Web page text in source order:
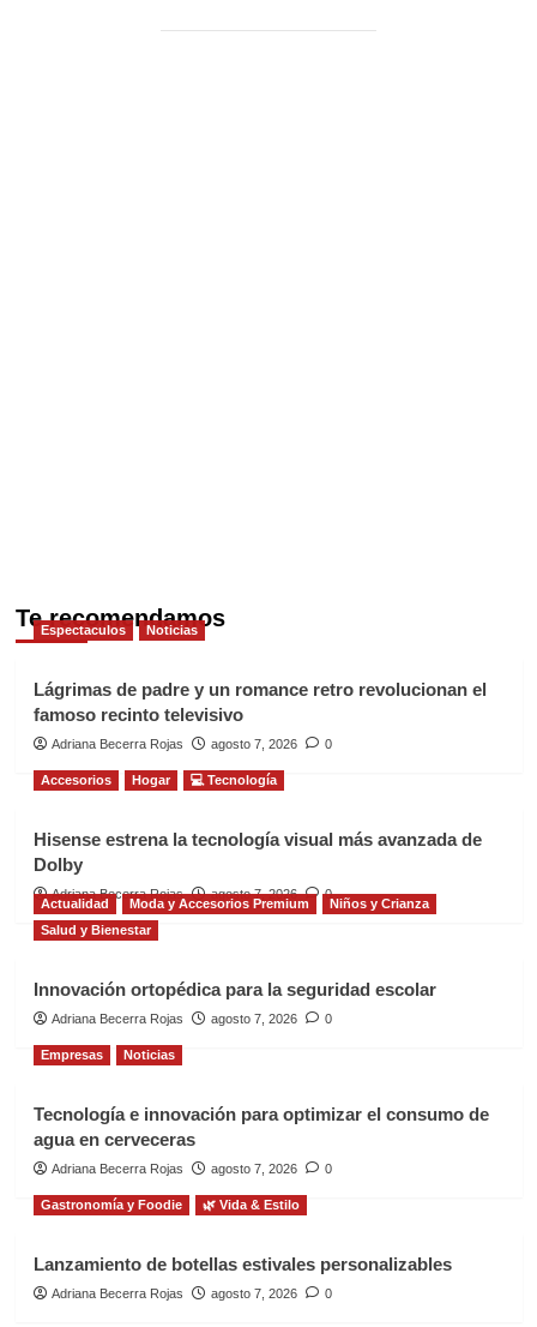
Te recomendamos
Espectaculos Noticias
Lágrimas de padre y un romance retro revolucionan el
famoso recinto televisivo
Adriana Becerra Rojas agosto 7, 2026 0
Accesorios Hogar 💻 Tecnología
Hisense estrena la tecnología visual más avanzada de
Dolby
Adriana Becerra Rojas agosto 7, 2026 0
Actualidad Moda y Accesorios Premium
Niños y Crianza
Salud y Bienestar
Innovación ortopédica para la seguridad escolar
Adriana Becerra Rojas agosto 7, 2026 0
Empresas Noticias
Tecnología e innovación para optimizar el consumo de
agua en cerveceras
Adriana Becerra Rojas agosto 7, 2026 0
Gastronomía y Foodie 🌿 Vida & Estilo
Lanzamiento de botellas estivales personalizables
Adriana Becerra Rojas agosto 7, 2026 0